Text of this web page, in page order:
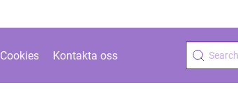
Cookies Kontakta oss